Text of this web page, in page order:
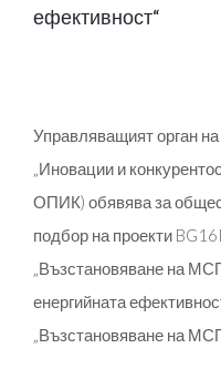
ефективност“
Управляващият орган
„Иновации и
ОПИК) обявява за
подбор на проекти
„Възстановяване на
енергийната
„Възстановяване на